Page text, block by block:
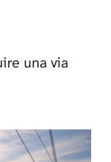
una via